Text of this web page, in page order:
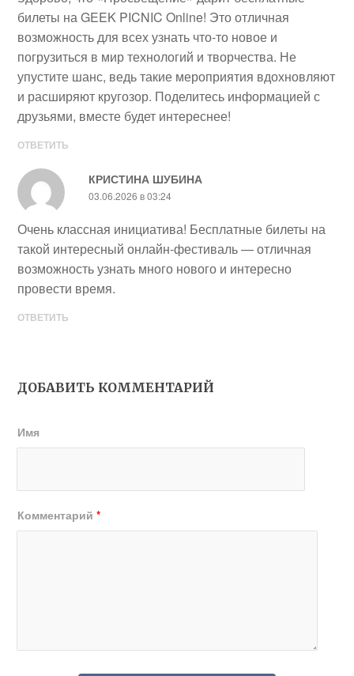
билеты на GEEK PICNIC Online! Это отличная
возможность для всех узнать что-то новое и
погрузиться в мир технологий и творчества. Не
упустите шанс, ведь такие мероприятия вдохновляют
и расширяют кругозор. Поделитесь информацией с
друзьями, вместе будет интереснее!
ОТВЕТИТЬ
КРИСТИНА ШУБИНА
03.06.2026 в 03:24
Очень классная инициатива! Бесплатные билеты на
такой интересный онлайн-фестиваль — отличная
возможность узнать много нового и интересно
провести время.
ОТВЕТИТЬ
ДОБАВИТЬ КОММЕНТАРИЙ
Имя
Комментарий*